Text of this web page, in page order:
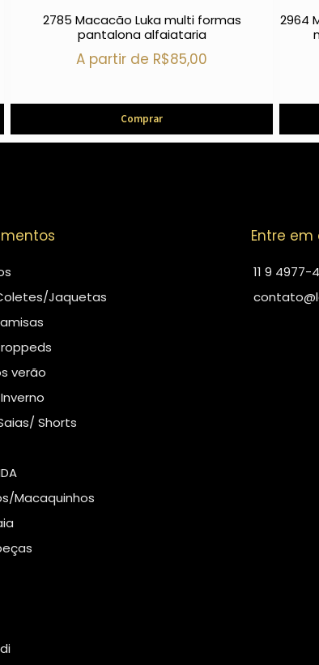
2785 Macacão Luka multi formas
pantalona alfaiataria
A partir de R$85,00
Comprar
2964
Jaquetas
verão
Shorts
Macaquinhos
Entre
11 9 4977-